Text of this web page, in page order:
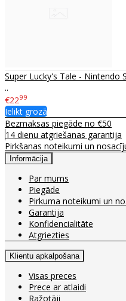
Super Lucky's Tale - Nintendo
..
€2299
Ielikt grozā
Bezmaksas piegāde no €50
14 dienu atgriešanas garantija
Pirkšanas noteikumi un
Informācija
Par mums
Piegāde
Pirkuma noteikumi un
Garantija
Konfidencialitāte
Atgriezties
Klientu apkalpošana
Visas preces
Prece ar atlaidi
Ražotāji